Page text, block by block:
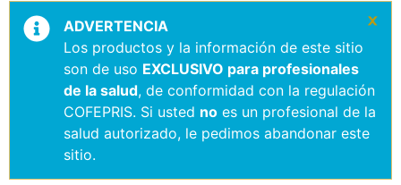
ADVERTENCIA
Los productos y la información de este sitio
son de uso EXCLUSIVO para profesionales
de la salud, de conformidad con la regulación
COFEPRIS. Si usted no es un profesional de la
salud autorizado, le pedimos abandonar este
sitio.
×